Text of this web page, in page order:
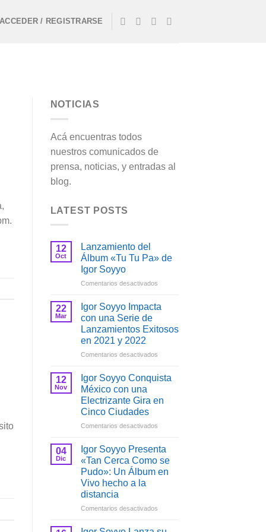
ACCEDER / REGISTRARSE
NOTICIAS
Acá encuentras todos
nuestros comunicados de
prensa, noticias, y entradas al
blog.
LATEST POSTS
12
Oct
Lanzamiento del
Álbum «Tu Tu Pa» de
Igor Soyyo
Comentarios desactivadosen
Tu
de
Soyyo
22
Mar
Igor Soyyo Impacta
con una Serie de
Lanzamientos Exitosos
en 2021 y 2022
Comentarios desactivadosen
Soyyo
una
de
Exitosos
2021
y
12
Nov
Igor Soyyo Conquista
México con una
Electrizante Gira en
Cinco Ciudades
Comentarios desactivadosen
Soyyo
México
con
Gira
04
Dic
Igor Soyyo Presenta
«Tan Cerca Como se
Pudo»: Un Álbum en
Vivo hecho a la
distancia
Comentarios desactivadosen